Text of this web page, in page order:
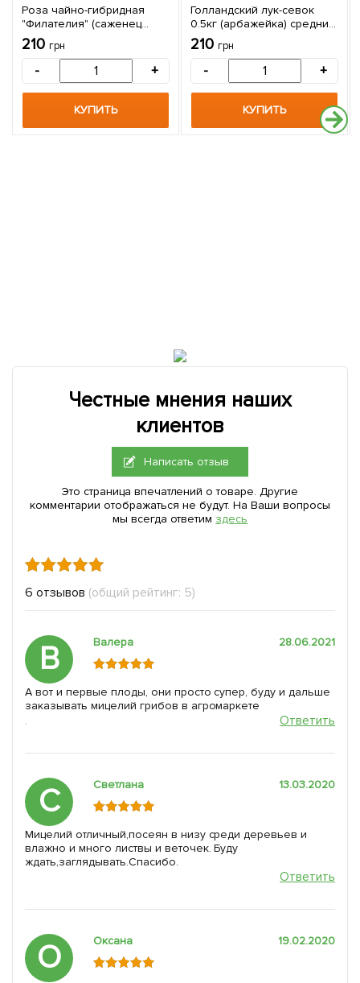
Роза чайно-гибридная
"Филателия" (саженец
класса АА+) высший сорт 1
саженец в упаковке
210 грн
- +
КУПИТЬ
Голландский лук-севок
0.5кг (арбажейка) средний,
удлиненный, золотистый
"Бамбергер"
210 грн
- +
КУПИТЬ
Честные мнения наших
клиентов
Написать отзыв
Это страница впечатлений о товаре. Другие
комментарии отображаться не будут. На Ваши вопросы
мы всегда ответим здесь
6 отзывов (общий рейтинг: 5)
В Валера 28.06.2021
А вот и первые плоды, они просто супер, буду и дальше
заказывать мицелий грибов в агромаркете
Ответить
С Светлана 13.03.2020
Мицелий отличный,посеян в низу среди деревьев и
влажно и много листвы и веточек. Буду
ждать,заглядывать.Спасибо.
Ответить
О Оксана 19.02.2020